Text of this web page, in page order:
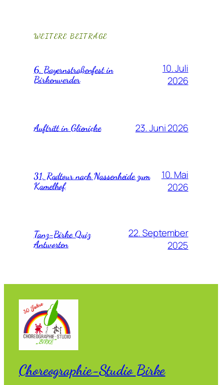
WEITERE BEITRÄGE
6. Bayernstraßenfest in
Birkenwerder
10. Juli
2026
Auftritt in Glienicke 23. Juni 2026
31. Radtour nach Nassenheide zum
Kamelhof
10. Mai
2026
Tanz-Birke Quiz
Antworten
22. September
2025
Choreographie-Studio Birke